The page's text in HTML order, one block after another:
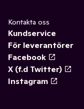
Kontakta oss
Kundservice
För leverantörer
Facebook
X (f.d Twitter)
Instagram